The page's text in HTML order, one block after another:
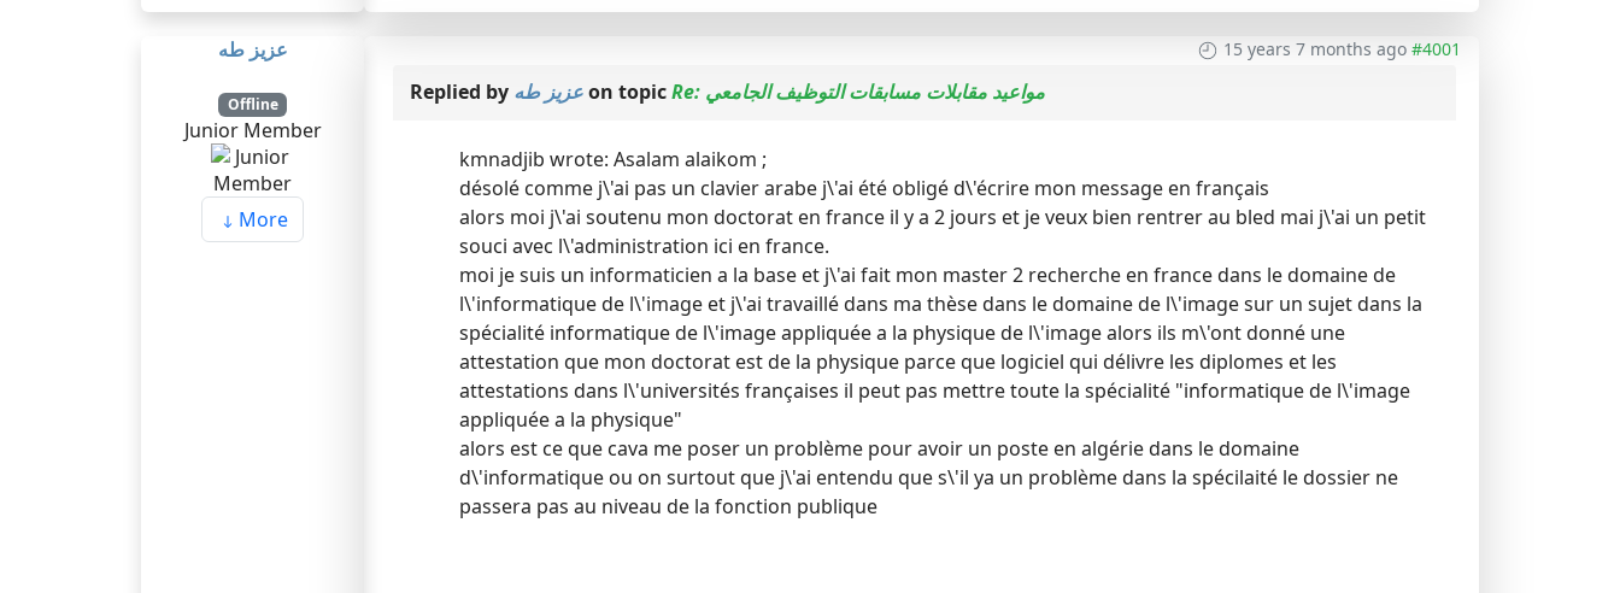
عزيز طه
Offline
Junior Member
More
15 years 7 months ago #4001
Replied by عزيز طهon topic Re: مواعيد مقابلات مسابقات التوظيف الجامعي
kmnadjib wrote: Asalam alaikom ;
désolé comme j\'ai pas un clavier arabe j\'ai été obligé d\'écrire mon message en français
alors moi j\'ai soutenu mon doctorat en france il y a 2 jours et je veux bien rentrer au bled mai j\'ai un petit
souci avec l\'administration ici en france.
moi je suis un informaticien a la base et j\'ai fait mon master 2 recherche en france dans le domaine de
l\'informatique de l\'image et j\'ai travaillé dans ma thèse dans le domaine de l\'image sur un sujet dans la
spécialité informatique de l\'image appliquée a la physique de l\'image alors ils m\'ont donné une
attestation que mon doctorat est de la physique parce que logiciel qui délivre les diplomes et les
attestations dans l\'universités françaises il peut pas mettre toute la spécialité "informatique de l\'image
appliquée a la physique"
alors est ce que cava me poser un problème pour avoir un poste en algérie dans le domaine
d\'informatique ou on surtout que j\'ai entendu que s\'il ya un problème dans la spécilaité le dossier ne
passera pas au niveau de la fonction publique